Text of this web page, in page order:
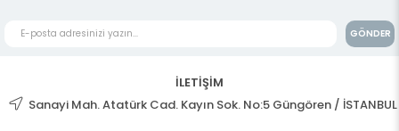
GÖNDER
İLETİŞİM
Sanayi Mah. Atatürk Cad. Kayın Sok. No:5 Güngören / İSTANBUL